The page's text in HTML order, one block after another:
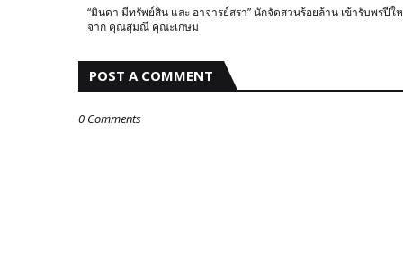
“มินดา มีทรัพย์สิน และ อาจารย์สรา” นักจัดสวนร้อยล้าน เข้ารับพรปีใ
จาก คุณสุมณี คุณะเกษม
POST A COMMENT
0 Comments